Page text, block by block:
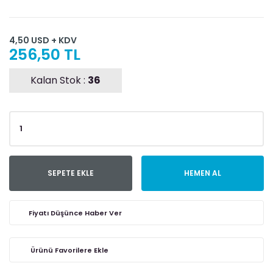
4,50 USD + KDV
256,50 TL
Kalan Stok : 36
SEPETE EKLE HEMEN AL
Fiyatı Düşünce Haber Ver